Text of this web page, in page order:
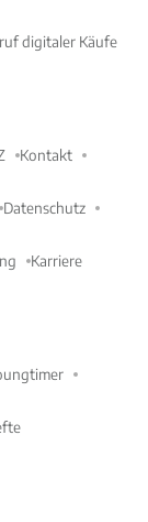
digitaler Käufe
Kontakt
Datenschutz
Karriere